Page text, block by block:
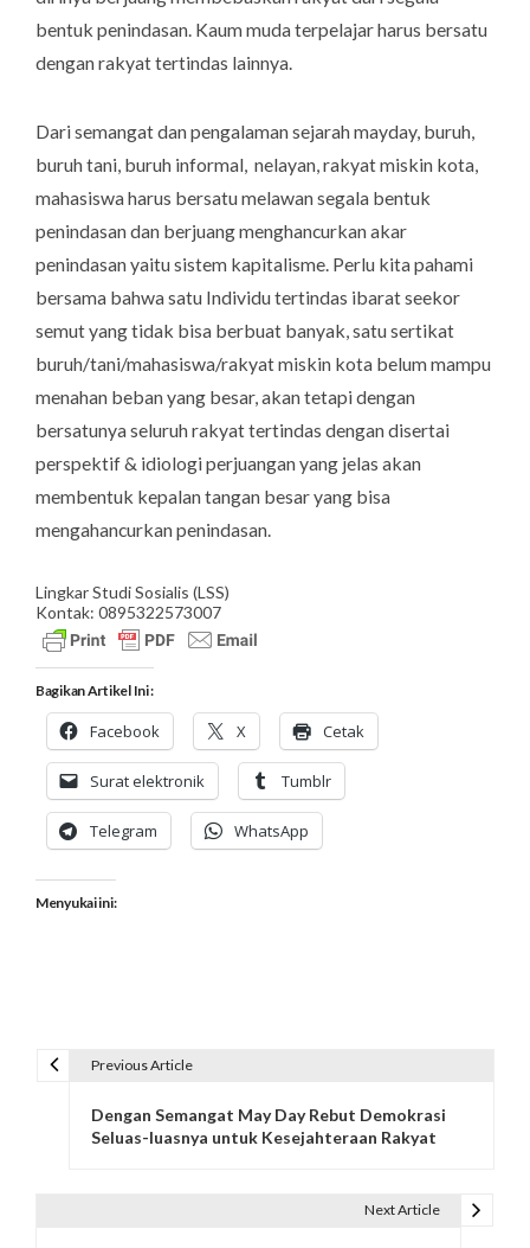
bentuk penindasan. Kaum muda terpelajar harus bersatu
dengan rakyat tertindas lainnya.
Dari semangat dan pengalaman sejarah mayday, buruh,
buruh tani, buruh informal, nelayan, rakyat miskin kota,
mahasiswa harus bersatu melawan segala bentuk
penindasan dan berjuang menghancurkan akar
penindasan yaitu sistem kapitalisme. Perlu kita pahami
bersama bahwa satu Individu tertindas ibarat seekor
semut yang tidak bisa berbuat banyak, satu sertikat
buruh/tani/mahasiswa/rakyat miskin kota belum mampu
menahan beban yang besar, akan tetapi dengan
bersatunya seluruh rakyat tertindas dengan disertai
perspektif & idiologi perjuangan yang jelas akan
membentuk kepalan tangan besar yang bisa
mengahancurkan penindasan.
Lingkar Studi Sosialis (LSS)
Kontak: 0895322573007
Bagikan Artikel Ini :
Facebook X Cetak
Surat elektronik Tumblr
Telegram WhatsApp
Menyukai ini:
Previous Article
Dengan Semangat May Day Rebut Demokrasi
Seluas-luasnya untuk Kesejahteraan Rakyat
Next Article